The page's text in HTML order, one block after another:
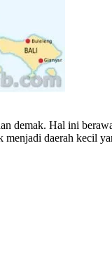
demak. Hal ini
daerah kecil